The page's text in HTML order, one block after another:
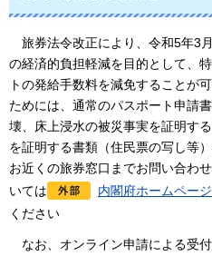
旅券法令改正により、令和5年3
の経済的負担軽減を目的として、
トの発給手数料を減免することが
ためには、通常のパスポート申請
壊、床上浸水の被災事実を証明す
を証明する書類（住民票の写し等
お近くの旅券窓口までお問い合わ
いては
内閣府ホームペー
ください
なお、オンライン申請による受